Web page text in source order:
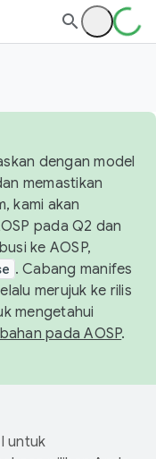
dengan model
memastikan
kami akan
pada Q2 dan
ke AOSP,
. Cabang manifes
merujuk ke rilis
mengetahui
pada AOSP.
untuk